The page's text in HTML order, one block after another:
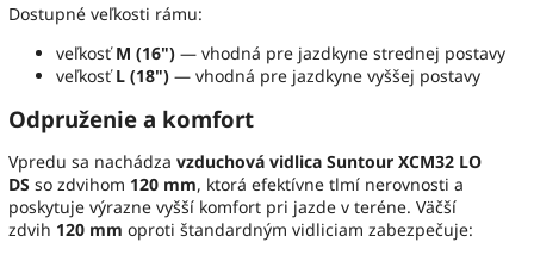
Dostupné veľkosti rámu:
veľkosť M (16") — vhodná pre jazdkyne strednej postavy
veľkosť L (18") — vhodná pre jazdkyne vyššej postavy
Odpruženie a komfort
Vpredu sa nachádza vzduchová vidlica Suntour XCM32 LO
DS so zdvihom 120 mm, ktorá efektívne tlmí nerovnosti a
poskytuje výrazne vyšší komfort pri jazde v teréne. Väčší
zdvih 120 mm oproti štandardným vidliciam zabezpečuje: